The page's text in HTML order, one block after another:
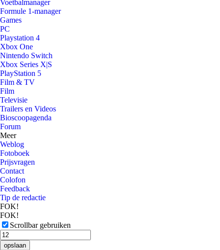
Voetbalmanager
Formule 1-manager
Games
PC
Playstation 4
Xbox One
Nintendo Switch
Xbox Series X|S
PlayStation 5
Film & TV
Film
Televisie
Trailers en Videos
Bioscoopagenda
Forum
Meer
Weblog
Fotoboek
Prijsvragen
Contact
Colofon
Feedback
Tip de redactie
FOK!
FOK!
Scrollbar gebruiken
opslaan